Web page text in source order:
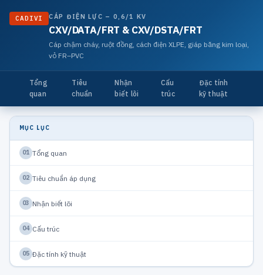
CADIVI CÁP ĐIỆN LỰC – 0,6/1 KV
CXV/DATA/FRT & CXV/DSTA/FRT
Cáp chậm cháy, ruột đồng, cách điện XLPE, giáp băng kim loại,
vỏ FR–PVC
Tổng
quan
Tiêu
chuẩn
Nhận
biết lõi
Cấu
trúc
Đặc tính
kỹ thuật
MỤC LỤC
01 Tổng quan
02 Tiêu chuẩn áp dụng
03 Nhận biết lõi
04 Cấu trúc
05 Đặc tính kỹ thuật